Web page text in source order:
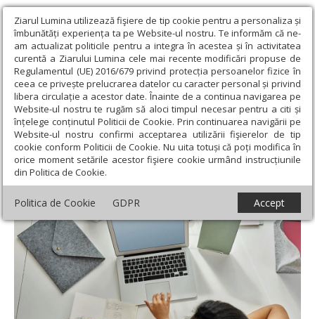
Ziarul Lumina utilizează fişiere de tip cookie pentru a personaliza și
îmbunătăți experiența ta pe Website-ul nostru. Te informăm că ne-
am actualizat politicile pentru a integra în acestea și în activitatea
curentă a Ziarului Lumina cele mai recente modificări propuse de
Regulamentul (UE) 2016/679 privind protecția persoanelor fizice în
ceea ce privește prelucrarea datelor cu caracter personal și privind
libera circulație a acestor date. Înainte de a continua navigarea pe
Website-ul nostru te rugăm să aloci timpul necesar pentru a citi și
înțelege conținutul Politicii de Cookie. Prin continuarea navigării pe
Website-ul nostru confirmi acceptarea utilizării fişierelor de tip
cookie conform Politicii de Cookie. Nu uita totuși că poți modifica în
orice moment setările acestor fişiere cookie urmând instrucțiunile
din Politica de Cookie.
Politica de Cookie GDPR Accept
Ziarul Lumina › Educaţie și Cultură › Educaţie › Relația părinților
cu tehnologia, tipar în educația copiilor
Relația părinților cu tehnologia, tipar în
educația copiilor